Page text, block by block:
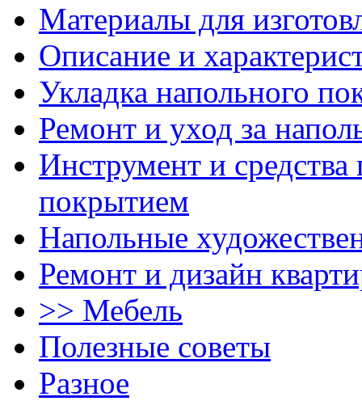
Материалы для
Описание и
Укладка напольного
Ремонт и уход за
Инструмент и
покрытием
Напольные
Ремонт и дизайн
>> Мебель
Полезные советы
Разное